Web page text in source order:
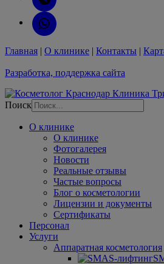
Главная | О клинике | Контакты |
Разработка, поддержка сайта
Поиск
О клинике
О клинике
Фотогалерея
Новости
Реальные отзывы
Частые вопросы
Блог о косметологии
Лицензии и документы
Сертификаты
Персонал
Услуги
Аппаратная косметология